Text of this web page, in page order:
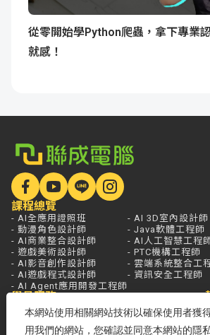
從零開始學Python爬蟲，拿下專業
就感！
課程總覽
- AI全應用證照班
- 動漫角色設計師
- AI商業整合設計師
- 遊戲美術設計師
- AI影音創作設計師
- AI遊戲程式設計師
- AI Agent應用開發工程師
- AI 3D室內設計師
- Java軟體工程師
- AI人工智慧工程
- PTC機構工程師
- 雲端系統整合工
- 資訊安全工程師
學員服務
關於聯成
- 國家登錄AI人才培訓機構
- 品牌故事
本網站使用相關網站技術以確保使用者獲
用我們的網站，您確認並同意本網站的隱